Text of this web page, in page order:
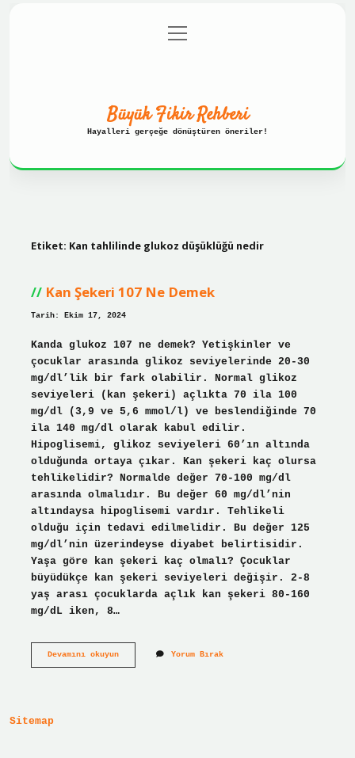
Gizlilik Politikası
menüyü
aç
Büyük Fikir Rehberi
Hayalleri gerçeğe dönüştüren öneriler!
Etiket: Kan tahlilinde glukoz düşüklüğü nedir
Kan Şekeri 107 Ne Demek
Tarih: Ekim 17, 2024
Kanda glukoz 107 ne demek? Yetişkinler ve
çocuklar arasında glikoz seviyelerinde 20-30
mg/dl’lik bir fark olabilir. Normal glikoz
seviyeleri (kan şekeri) açlıkta 70 ila 100
mg/dl (3,9 ve 5,6 mmol/l) ve beslendiğinde 70
ila 140 mg/dl olarak kabul edilir.
Hipoglisemi, glikoz seviyeleri 60’ın altında
olduğunda ortaya çıkar. Kan şekeri kaç olursa
tehlikelidir? Normalde değer 70-100 mg/dl
arasında olmalıdır. Bu değer 60 mg/dl’nin
altındaysa hipoglisemi vardır. Tehlikeli
olduğu için tedavi edilmelidir. Bu değer 125
mg/dl’nin üzerindeyse diyabet belirtisidir.
Yaşa göre kan şekeri kaç olmalı? Çocuklar
büyüdükçe kan şekeri seviyeleri değişir. 2-8
yaş arası çocuklarda açlık kan şekeri 80-160
mg/dL iken, 8…
Devamını okuyunKan
Yorum Bırak
Sitemap